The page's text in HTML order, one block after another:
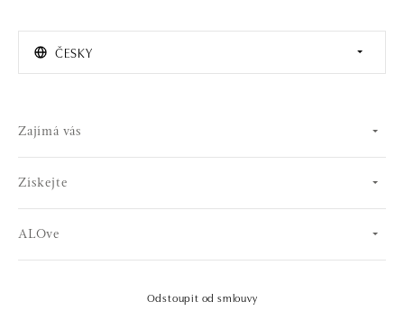
ČESKY
Zajímá vás
Získejte
ALOve
Odstoupit od smlouvy